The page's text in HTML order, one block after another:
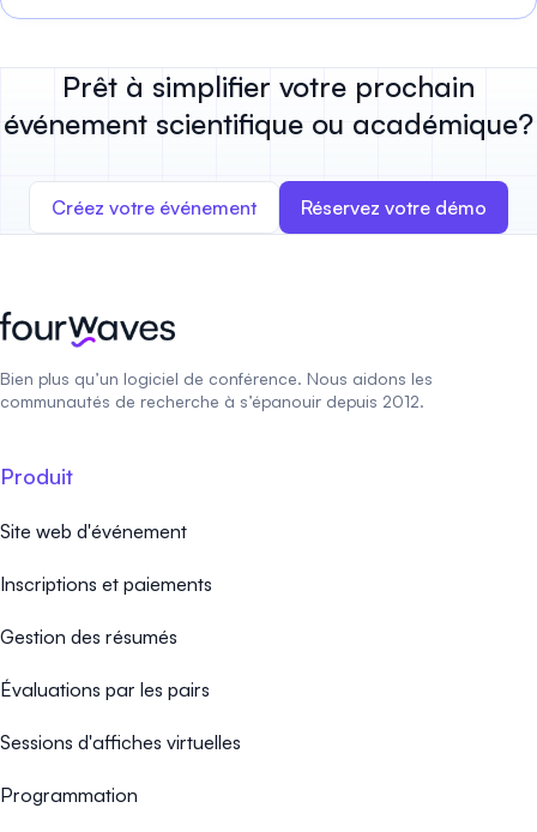
Prêt à simplifier votre prochain
événement scientifique ou académique?
Créez votre événement Réservez votre démo
Bien plus qu’un logiciel de conférence. Nous aidons les
communautés de recherche à s’épanouir depuis 2012.
Produit
Site web d'événement
Inscriptions et paiements
Gestion des résumés
Évaluations par les pairs
Sessions d'affiches virtuelles
Programmation